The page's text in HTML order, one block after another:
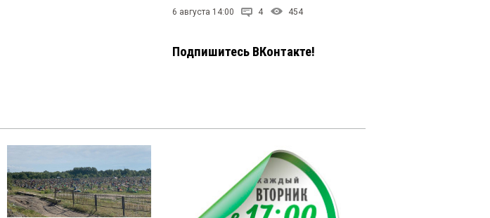
6 августа 14:00 4 454
Подпишитесь ВКонтакте!